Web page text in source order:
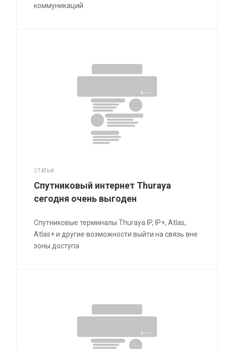
коммуникаций
СТАТЬИ
Спутниковый интернет Thuraya
сегодня очень выгоден
Спутниковые терминалы Thuraya IP, IP+, Atlas,
Atlas+ и другие возможности выйти на связь вне
зоны доступа